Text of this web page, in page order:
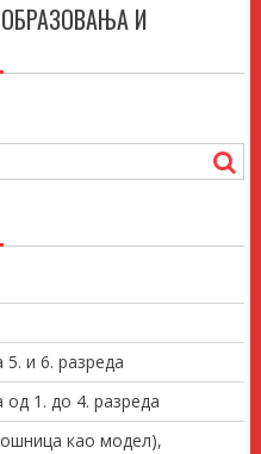
И
5. и 6. разреда
од 1. до 4. разреда
као модел),